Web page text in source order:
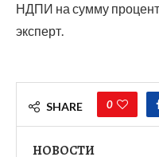
НДПИ на сумму
эксперт.
SHARE 0
НОВОСТИ